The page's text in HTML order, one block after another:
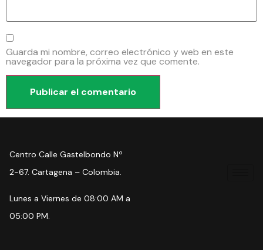
Guarda mi nombre, correo electrónico y web en este
navegador para la próxima vez que comente.
Centro Calle Gastelbondo Nº
2-67. Cartagena – Colombia.
Lunes a Viernes de 08:00 AM a
05:00 PM.